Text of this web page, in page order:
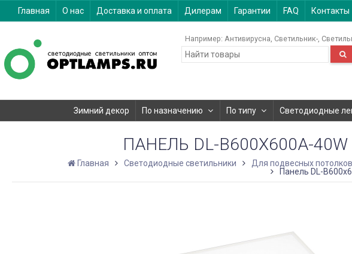
Главная О нас Доставка и оплата Дилерам Гарантии FAQ Контакты
Например: Антивирусна Светильник-
Зимний декор По назначению По типу Светодиодные
ПАНЕЛЬ DL-B600X600A-
Главная Светодиодные светильники Для подвесных потолков
Панель DL-